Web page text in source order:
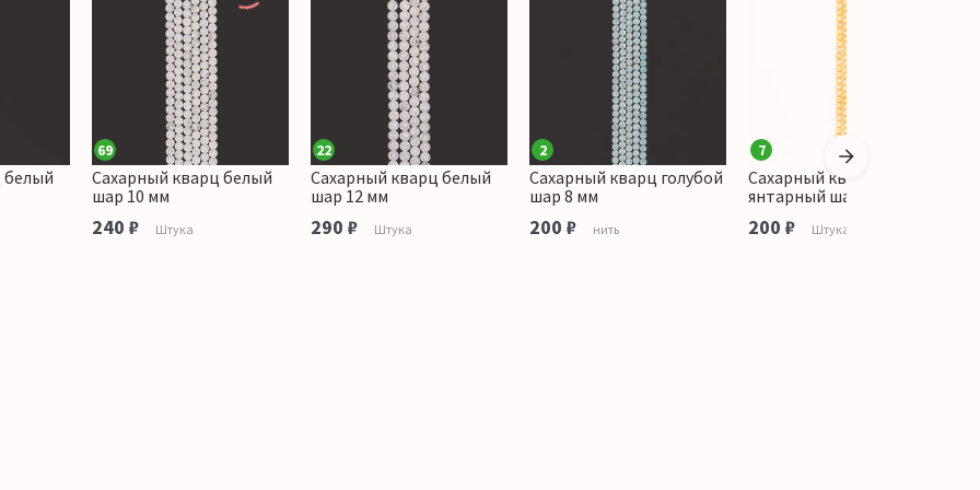
белый
69
Сахарный кварц белый
шар 10 мм
240 ₽ Штука
22
Сахарный кварц белый
шар 12 мм
290 ₽ Штука
2
Сахарный кварц голубой
шар 8 мм
200 ₽ нить
7
Сахарный кварц
янтарный шар 8 мм
200 ₽ Штука